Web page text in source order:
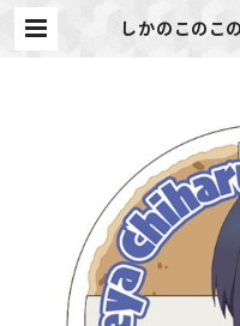
しかのこのこ